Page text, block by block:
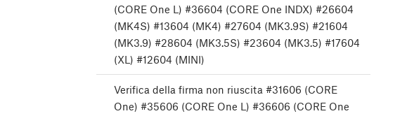
(CORE One L) #36604 (CORE One INDX) #26604
(MK4S) #13604 (MK4) #27604 (MK3.9S) #21604
(MK3.9) #28604 (MK3.5S) #23604 (MK3.5) #17604
(XL) #12604 (MINI)
Verifica della firma non riuscita #31606 (CORE
One) #35606 (CORE One L) #36606 (CORE One